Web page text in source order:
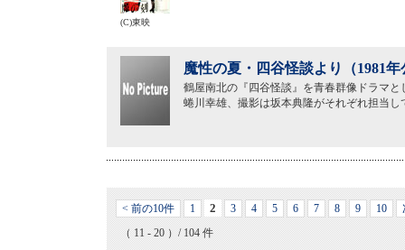
(C)東映
魔性の夏・四谷怪談より（1981年
鶴屋南北の『四谷怪談』を青春群像ドラマ
蜷川幸雄、撮影は坂本典隆がそれぞれ担当し
< 前の10件 1 2 3 4 5 6 7 8 9 10
（ 11 - 20 ）/ 104 件